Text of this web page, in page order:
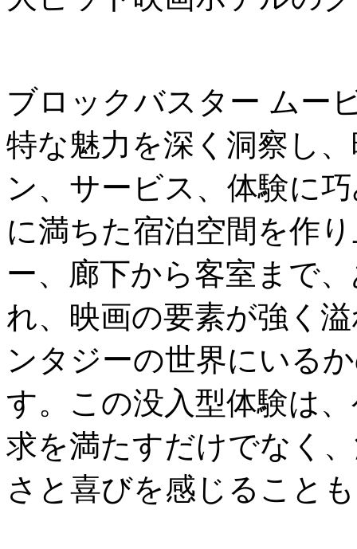
ブロックバスター ムー
特な魅力を深く洞察し
ン、サービス、体験に
に満ちた宿泊空間を作
ー、廊下から客室まで
れ、映画の要素が強く
ンタジーの世界にいる
す。この没入型体験は
求を満たすだけでなく
さと喜びを感じること